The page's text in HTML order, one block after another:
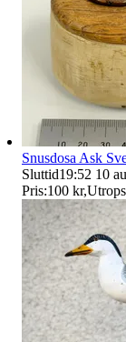
Snusdosa Ask
Sluttid19:52 10
Pris:100 kr,